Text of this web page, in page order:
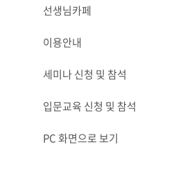
선생님카페
이용안내
세미나 신청 및 참석
입문교육 신청 및 참석
PC 화면으로 보기